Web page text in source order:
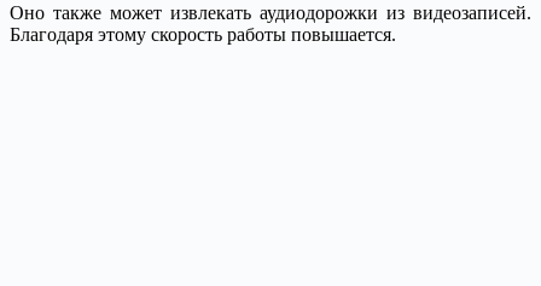
Оно также может извлекать аудиодорожки из видеозаписей.
Благодаря этому скорость работы повышается.